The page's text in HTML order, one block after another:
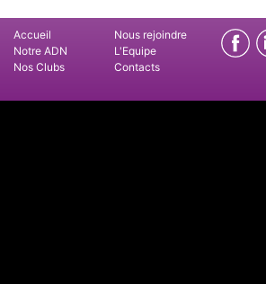
Accueil
Notre ADN
Nos Clubs
Nous rejoindre
L'Equipe
Contacts